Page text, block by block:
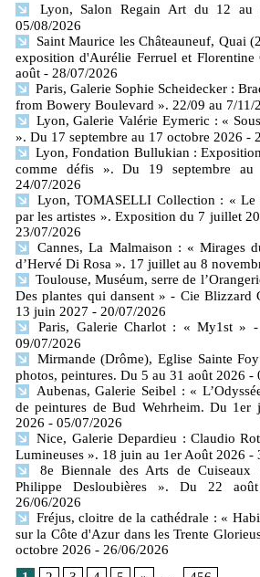
Lyon, Salon Regain Art du 12 au
05/08/2026
Saint Maurice les Châteauneuf, Quai
exposition d'Aurélie Ferruel et
août - 28/07/2026
Paris, Galerie Sophie Scheidecker :
from Bowery Boulevard ». 22/09 au 7/11/
Lyon, Galerie Valérie Eymeric : «
». Du 17 septembre au 17 octobre 2026 -
Lyon, Fondation Bullukian :
comme défis ». Du 19 septembre au
24/07/2026
Lyon, TOMASELLI Collection : « Le
par les artistes ». Exposition du 7 juillet
23/07/2026
Cannes, La Malmaison : « Mirages
d’Hervé Di Rosa ». 17 juillet au 8
Toulouse, Muséum, serre de
Des plantes qui dansent » - Cie Blizzard
13 juin 2027 - 20/07/2026
Paris, Galerie Charlot : « My1st »
09/07/2026
Mirmande (Drôme), Eglise Sainte
photos, peintures. Du 5 au 31 août 2026 -
Aubenas, Galerie Seibel : «
de peintures de Bud Wehrheim. Du 1er
2026 - 05/07/2026
Nice, Galerie Depardieu : Claudio
Lumineuses ». 18 juin au 1er Août 2026 -
8e Biennale des Arts de
Philippe Desloubières ». Du 22
26/06/2026
Fréjus, cloitre de la cathédrale : «
sur la Côte d'Azur dans les Trente
octobre 2026 - 26/06/2026